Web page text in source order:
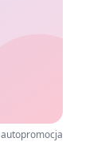
autopromocja